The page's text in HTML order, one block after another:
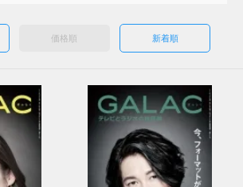
価格順 新着順